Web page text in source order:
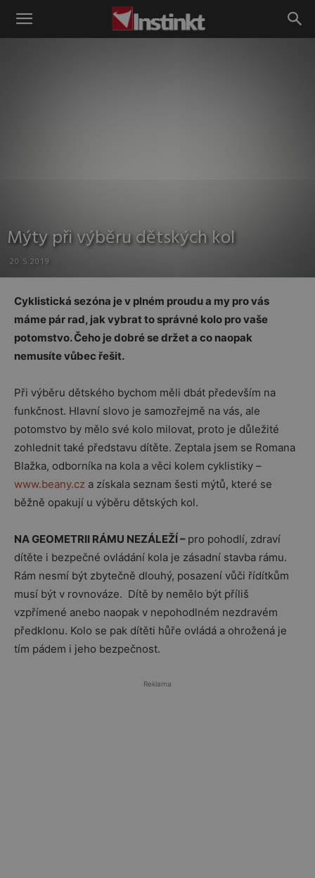
Instinkt
Mýty při výběru dětských kol
20.5.2019
Cyklistická sezóna je v plném proudu a my pro vás
máme pár rad, jak vybrat to správné kolo pro vaše
potomstvo. Čeho je dobré se držet a co naopak
nemusíte vůbec řešit.
Při výběru dětského bychom měli dbát především na
funkčnost. Hlavní slovo je samozřejmě na vás, ale
potomstvo by mělo své kolo milovat, proto je důležité
zohlednit také představu dítěte. Zeptala jsem se Romana
Blažka, odborníka na kola a věci kolem cyklistiky –
www.beany.cz a získala seznam šesti mýtů, které se
běžně opakují u výběru dětských kol.
NA GEOMETRII RÁMU NEZÁLEŽÍ – pro pohodlí, zdraví
dítěte i bezpečné ovládání kola je zásadní stavba rámu.
Rám nesmí být zbytečně dlouhý, posazení vůči řídítkům
musí být v rovnováze. Dítě by nemělo být příliš
vzpřímené anebo naopak v nepohodlném nezdravém
předklonu. Kolo se pak dítěti hůře ovládá a ohrožená je
tím pádem i jeho bezpečnost.
Reklama